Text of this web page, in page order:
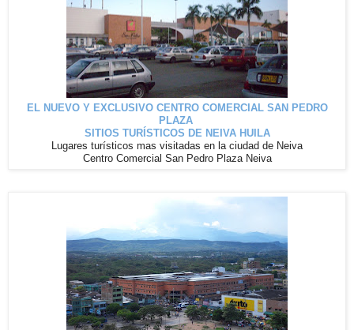
EL NUEVO Y EXCLUSIVO CENTRO COMERCIAL SAN PEDRO
PLAZA
SITIOS TURÍSTICOS DE NEIVA HUILA
Lugares turísticos mas visitadas en la ciudad de Neiva
Centro Comercial San Pedro Plaza Neiva